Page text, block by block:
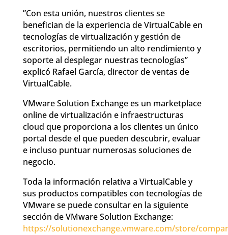
”Con esta unión, nuestros clientes se
benefician de la experiencia de VirtualCable en
tecnologías de virtualización y gestión de
escritorios, permitiendo un alto rendimiento y
soporte al desplegar nuestras tecnologías”
explicó Rafael García, director de ventas de
VirtualCable.
VMware Solution Exchange es un marketplace
online de virtualización e infraestructuras
cloud que proporciona a los clientes un único
portal desde el que pueden descubrir, evaluar
e incluso puntuar numerosas soluciones de
negocio.
Toda la información relativa a VirtualCable y
sus productos compatibles con tecnologías de
VMware se puede consultar en la siguiente
sección de VMware Solution Exchange:
https://solutionexchange.vmware.com/store/